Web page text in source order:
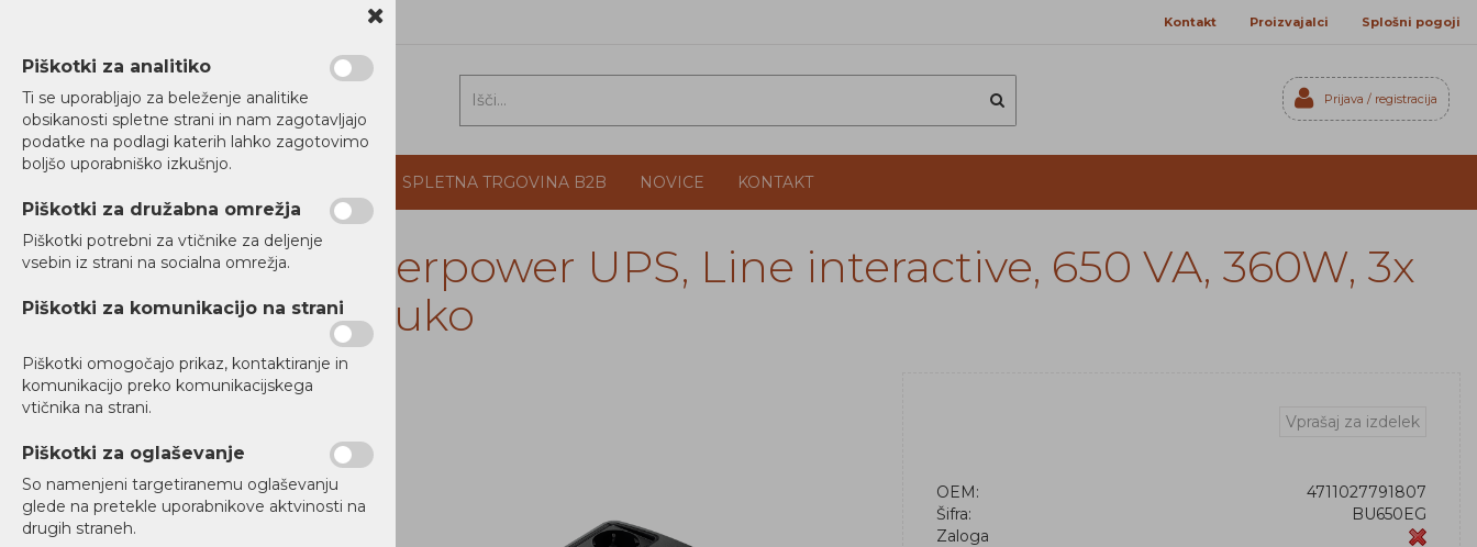
Kontakt Proizvajalci Splošni pogoji
Registriraj se
Prijava / registracija
SPLETNA TRGOVINA B2B NOVICE KONTAKT
RAČUNALNIKI
TISKALNIKI
MREŽNA OPREMA
NAPAJANJE
Brezprekinitveno napajanje
UPS
Strežniki
Cyberpower UPS, Line interactive, 650 VA, 360W, 3x
Schuko
Vprašaj za izdelek
OEM:
4711027791807
Šifra:
BU650EG
Zaloga
Piškotki za analitiko
Ti se uporabljajo za beleženje analitike
obsikanosti spletne strani in nam zagotavljajo
podatke na podlagi katerih lahko zagotovimo
boljšo uporabniško izkušnjo.
Piškotki za družabna omrežja
Piškotki potrebni za vtičnike za deljenje
vsebin iz strani na socialna omrežja.
Piškotki za komunikacijo na strani
Piškotki omogočajo prikaz, kontaktiranje in
komunikacijo preko komunikacijskega
vtičnika na strani.
Piškotki za oglaševanje
So namenjeni targetiranemu oglaševanju
glede na pretekle uporabnikove aktvinosti na
drugih straneh.